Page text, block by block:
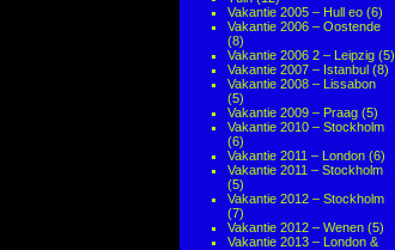
Vakantie 2005 – Hull eo (6)
Vakantie 2006 – Oostende
(8)
Vakantie 2006 2 – Leipzig (5)
Vakantie 2007 – Istanbul (8)
Vakantie 2008 – Lissabon
(5)
Vakantie 2009 – Praag (5)
Vakantie 2010 – Stockholm
(6)
Vakantie 2011 – London (6)
Vakantie 2011 – Stockholm
(5)
Vakantie 2012 – Stockholm
(7)
Vakantie 2012 – Wenen (5)
Vakantie 2013 – London &